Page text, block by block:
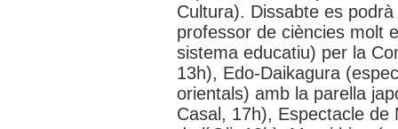
Cultura). Dissabte es
professor de ciències molt
sistema educatiu) per la
13h), Edo-Daikagura
orientals) amb la parella
Casal, 17h), Espectacle de